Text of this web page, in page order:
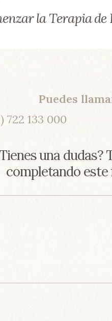
la Terapia de
Puedes
722 133 000
una
completando